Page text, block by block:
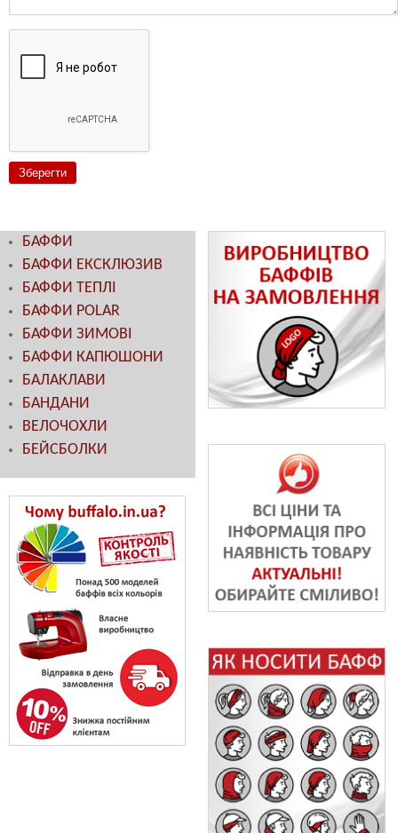
БАФФИ
БАФФИ ЕКСКЛЮЗИВ
БАФФИ ТЕПЛІ
БАФФИ POLAR
БАФФИ ЗИМОВІ
БАФФИ КАПЮШОНИ
БАЛАКЛАВИ
БАНДАНИ
ВЕЛОЧОХЛИ
БЕЙСБОЛКИ